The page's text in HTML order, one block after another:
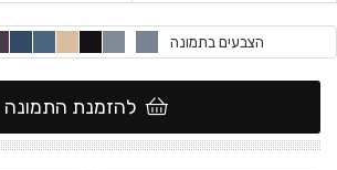
הצבעים בתמונה
להזמנת התמונה